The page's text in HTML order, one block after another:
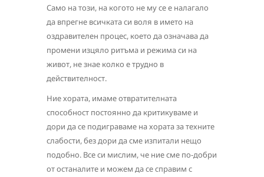
Само на този, на когото не му се е налагало
да впрегне всичката си воля в името на
оздравителен процес, което да означава да
промени изцяло ритъма и режима си на
живот, не знае колко е трудно в
действителност.
Ние хората, имаме отвратителната
способност постоянно да критикуваме и
дори да се подиграваме на хората за техните
слабости, без дори да сме изпитали нещо
подобно. Все си мислим, че ние сме по-добри
от останалите и можем да се справим с